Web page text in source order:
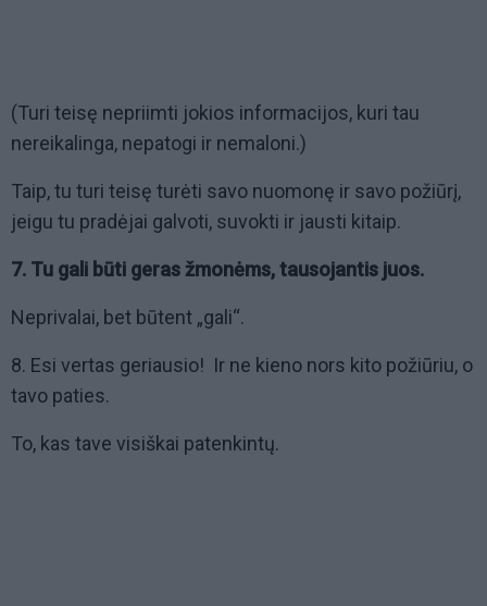
(Turi teisę nepriimti jokios informacijos, kuri tau
nereikalinga, nepatogi ir nemaloni.)
Taip, tu turi teisę turėti savo nuomonę ir savo požiūrį,
jeigu tu pradėjai galvoti, suvokti ir jausti kitaip.
7. Tu gali būti geras žmonėms, tausojantis juos.
Neprivalai, bet būtent „gali“.
8. Esi vertas geriausio! Ir ne kieno nors kito požiūriu, o
tavo paties.
To, kas tave visiškai patenkintų.